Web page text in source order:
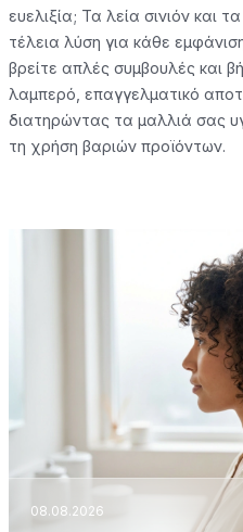
ευελιξία; Τα λεία σινιόν και
τέλεια λύση για κάθε
βρείτε απλές συμβουλές και
λαμπερό, επαγγελματικό
διατηρώντας τα μαλλιά σας
τη χρήση βαριών προϊόντων.
08.08.2026